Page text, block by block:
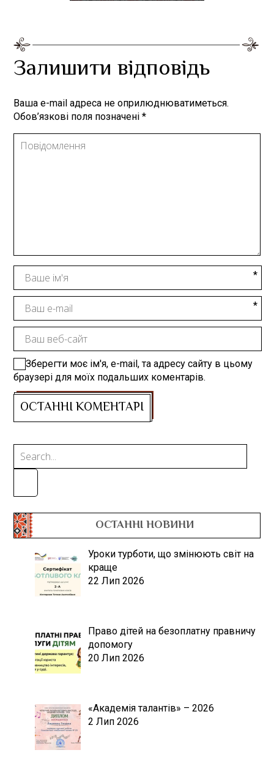
Залишити відповідь
Ваша e-mail адреса не оприлюднюватиметься.
Обов’язкові поля позначені*
Зберегти моє ім'я, e-mail, та адресу сайту в цьому
браузері для моїх подальших коментарів.
ОСТАННІ НОВИНИ
Уроки турботи, що змінюють світ на
краще
22 Лип 2026
Право дітей на безоплатну правничу
допомогу
20 Лип 2026
«Академія талантів» – 2026
2 Лип 2026